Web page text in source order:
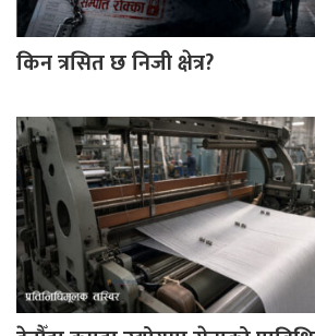
किन त्रसित छ निजी क्षेत्र?